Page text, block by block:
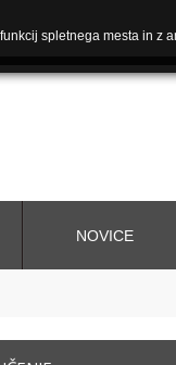
NOVICE
spletnega mesta in